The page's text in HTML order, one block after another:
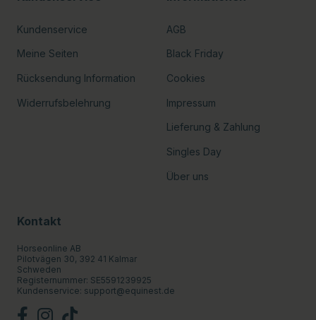
Kundenservice
Meine Seiten
Rücksendung Information
Widerrufsbelehrung
AGB
Black Friday
Cookies
Impressum
Lieferung & Zahlung
Singles Day
Über uns
Kontakt
Horseonline AB
Pilotvägen 30, 392 41 Kalmar
Schweden
Registernummer: SE5591239925
Kundenservice: support@equinest.de